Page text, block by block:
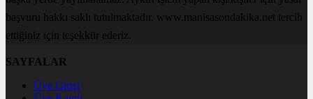
başvuru hakkı saklı tutulmaktadır. www.manisasondakika.net tercih
ettiğiniz için teşekkür ederiz.
SAYFALAR
Üye Girişi